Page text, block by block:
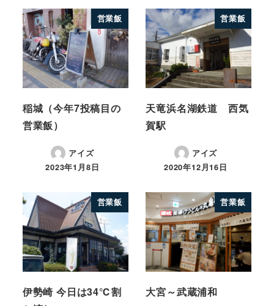
営業飯
稲城（今年7投稿目の
営業飯）
アイズ
2023年1月8日
営業飯
天竜浜名湖鉄道 西気
賀駅
アイズ
2020年12月16日
営業飯
伊勢崎 今日は34℃割
営業飯
大宮～武蔵浦和